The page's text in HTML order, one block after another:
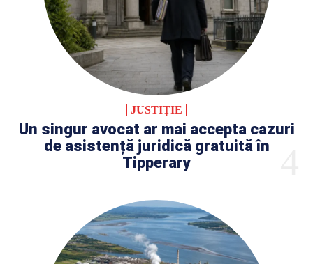
JUSTIȚIE
Un singur avocat ar mai accepta cazuri
de asistență juridică gratuită în
Tipperary